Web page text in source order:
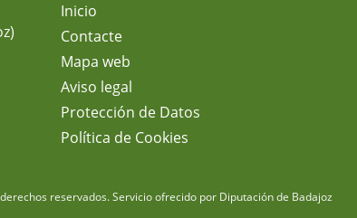
Inicio
Contacte
Mapa web
Aviso legal
Protección de Datos
Política de Cookies
reservados.Servicio ofrecido por Diputación de Badajoz